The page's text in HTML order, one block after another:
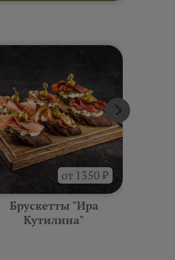
от 1350 ₽
Брускетты "Ира
Кутилина"